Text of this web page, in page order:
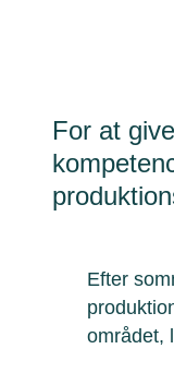
For at
Efter
området,